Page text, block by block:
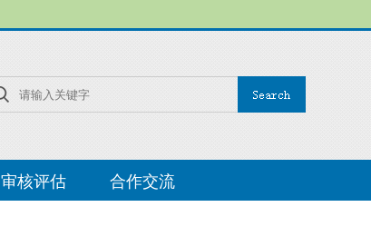
审核评估 合作交流